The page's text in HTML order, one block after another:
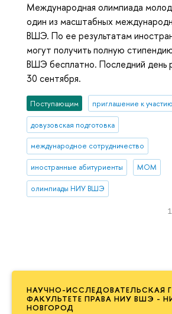
НАУЧНО-ИССЛЕДОВАТЕЛЬСКАЯ
ФАКУЛЬТЕТЕ ПРАВА НИУ ВШЭ -
НОВГОРОД
Международная олимпиада
один из масштабных
ВШЭ. По ее результатам
могут получить полную
ВШЭ бесплатно. Последний день
30 сентября.
Поступающим приглашение к участию
довузовская подготовка
международное сотрудничество
иностранные абитуриенты МОМ
олимпиады НИУ ВШЭ